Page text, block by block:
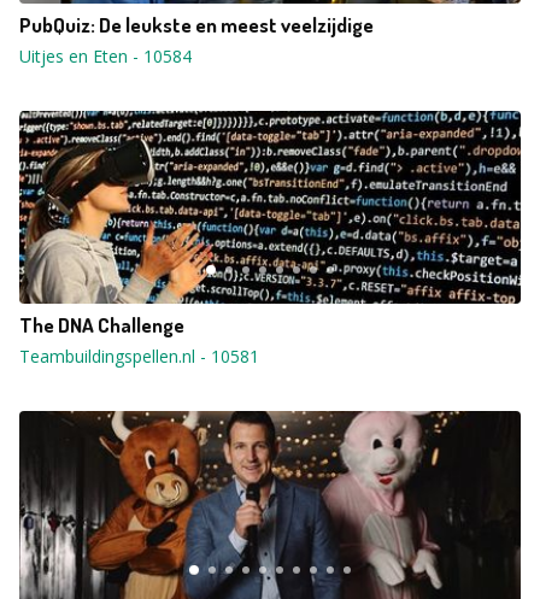
PubQuiz: De leukste en meest veelzijdige
Uitjes en Eten - 10584
The DNA Challenge
Teambuildingspellen.nl - 10581